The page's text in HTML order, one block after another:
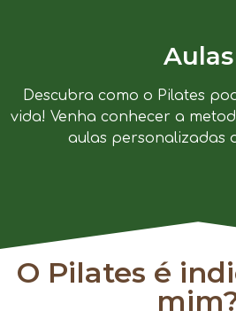
Aulas
Descubra como o Pilates
vida! Venha conhecer a
aulas personalizadas
O Pilates é